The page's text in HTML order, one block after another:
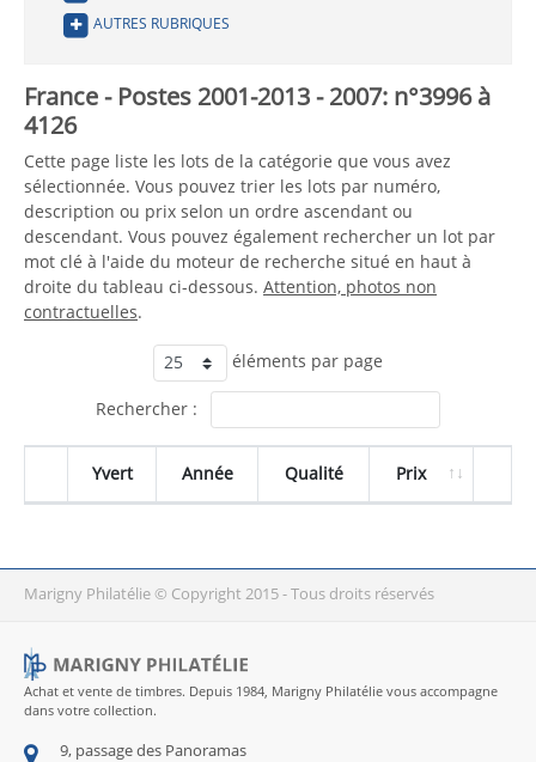
AUTRES RUBRIQUES
France - Postes 2001-2013 - 2007: n°3996 à
4126
Cette page liste les lots de la catégorie que vous avez
sélectionnée. Vous pouvez trier les lots par numéro,
description ou prix selon un ordre ascendant ou
descendant. Vous pouvez également rechercher un lot par
mot clé à l'aide du moteur de recherche situé en haut à
droite du tableau ci-dessous. Attention, photos non
contractuelles.
éléments par page
Rechercher :
Yvert Année Qualité Prix
Marigny Philatélie © Copyright 2015 - Tous droits réservés
Achat et vente de timbres. Depuis 1984, Marigny Philatélie vous accompagne
dans votre collection.
9, passage des Panoramas